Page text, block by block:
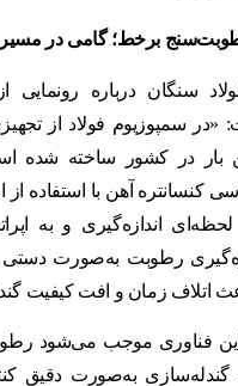
برخط؛ گامی در
سنگان درباره رونمایی
سمپوزیوم فولاد از
بار در کشور ساخته شده
کنسانتره آهن با استفاده
اندازه‌گیری و به
رطوبت به‌صورت دستی
اتلاف زمان و افت کیفیت
فناوری موجب می‌شود
به‌صورت دقیق